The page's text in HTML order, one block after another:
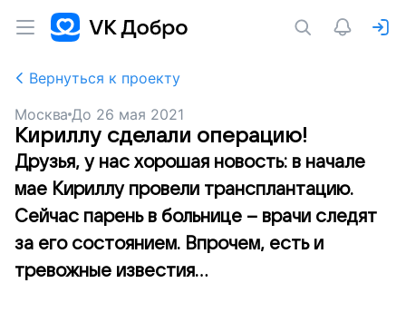
Вернуться к проекту
Москва До 26 мая 2021
Кириллу сделали операцию!
Друзья, у нас хорошая новость: в начале
мае Кириллу провели трансплантацию.
Сейчас парень в больнице – врачи следят
за его состоянием. Впрочем, есть и
тревожные известия...